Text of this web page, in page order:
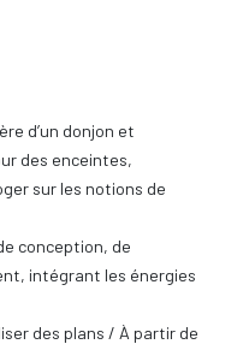
d’un donjon et
des enceintes,
sur les notions de
conception, de
intégrant les énergies
des plans / À partir de